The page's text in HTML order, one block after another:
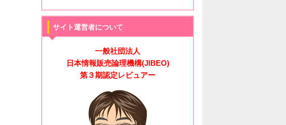
サイト運営者について
一般社団法人
日本情報販売論理機構(JIBEO)
第３期認定レビュアー